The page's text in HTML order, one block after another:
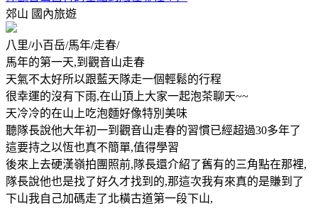
郊山 國內旅遊
八里/小百岳/馬年/走春/
馬年的第一天,到觀音山走春
天氣不太好所以跟藍天隊走一個輕鬆的行程
很幸運的沒有下雨,在山頂上大家一起泡茶聊天~~
天冷冷的在山上吃泡麵好像特別美味
聽隊長說他大年初一到觀音山走春的習慣已經超過30多年了
這要持之以恆也真不簡單,值得學習
後來上去硬漢嶺拍團照前,隊長還介紹了舊有的三角點在那裡,
隊長說他也是找了好久才找到的,那這次我有來真的是賺到了
下山我自己加碼走了北橫古道第一段下山,